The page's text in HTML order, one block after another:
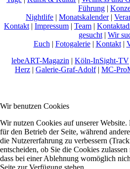
Führung |
Nightlife | Monatskalender|
Kontakt | Impressum | Team |
gesucht | Wir
Euch | Fotogalerie| Kontakt|
lebeART-Magazin | Köln-InSight-TV
Herz | Galerie-Graf-Adolf| MC-
Wir benutzen Cookies
Wir nutzen Cookies auf unserer
für den Betrieb der Seite, während
die Nutzererfahrung zu verbessern
entscheiden, ob Sie die Cookies
dass bei einer Ablehnung womöglich
Seite zur Verfügung stehen.